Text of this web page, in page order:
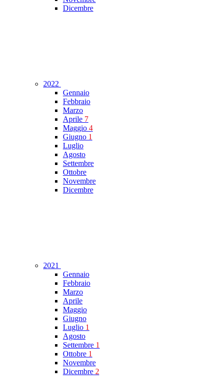
Dicembre
2022
Gennaio
Febbraio
Marzo
Aprile 7
Maggio 4
Giugno 1
Luglio
Agosto
Settembre
Ottobre
Novembre
Dicembre
2021
Gennaio
Febbraio
Marzo
Aprile
Maggio
Giugno
Luglio 1
Agosto
Settembre 1
Ottobre 1
Novembre
Dicembre 2